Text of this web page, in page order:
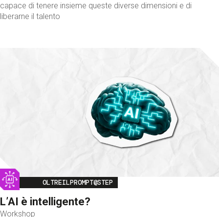
capace di tenere insieme queste diverse dimensioni e di
liberarne il talento
Image
OLTREILPROMPT@STEP
L’AI è intelligente?
Workshop